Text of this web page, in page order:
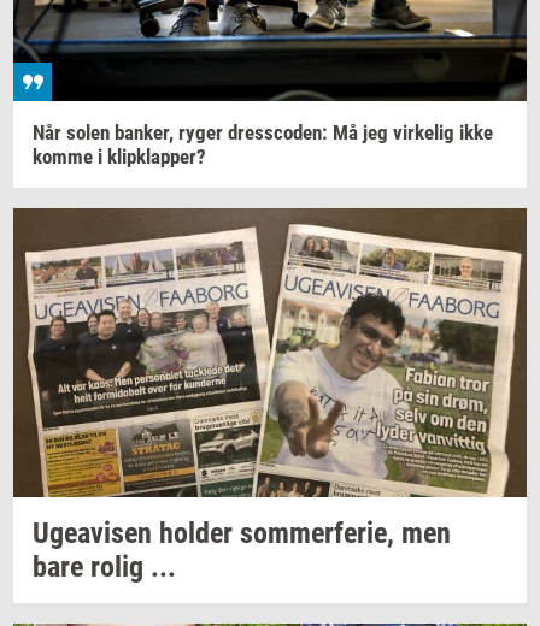
Når solen ban­ker, ryger dres­sco­den: Må jeg vir­ke­lig ikke
komme i klipklap­per?
Ugea­vi­sen hol­der som­mer­fe­rie, men
bare rolig ...